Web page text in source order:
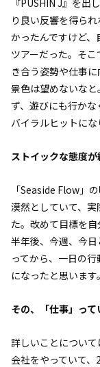
『PUSHIN J』を出
り良い反響を得ら
かったんですけど
ツアーだった。そ
き合う姿勢や仕事
景色は望めないな
ず、遊びにも行か
バイラルヒットにな
――ストイックな態度
「Seaside Flow」
漠然としていて、
た。改めて目標を自
半年後、今週、今
ってから、一日の
になったと思います。
――その、「仕事」っ
詳しいことについ
会社をやっていて